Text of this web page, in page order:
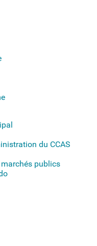
du CCAS
publics